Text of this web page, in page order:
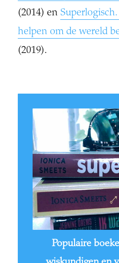
(2014) en
helpen om de wereld
(2019).
Populaire